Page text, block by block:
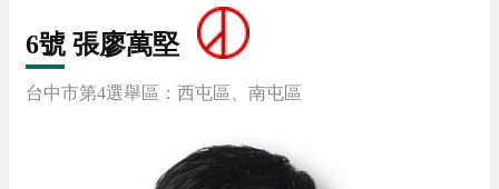
6號 張廖萬堅
台中市第4選舉區：西屯區、南屯區